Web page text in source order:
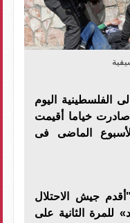
الفلسطينية اليوم
صادرت خياما أقيمت
الماضى فى
جيش الاحتلال
للمرة الثانية على